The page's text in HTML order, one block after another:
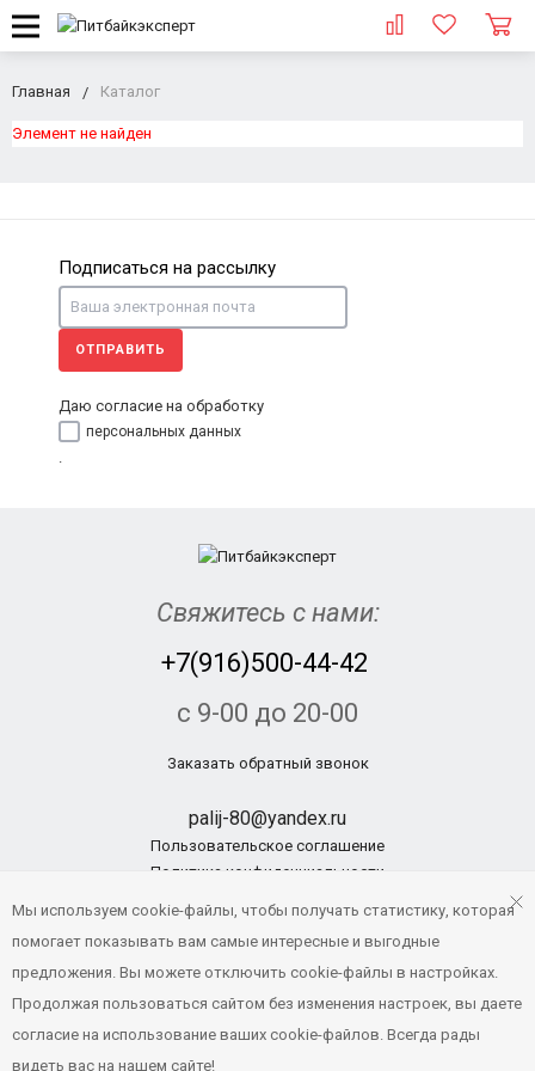
Главная Каталог
Элемент не найден
Подписаться на рассылку
ОТПРАВИТЬ
Даю согласие на обработку
персональных данных
Свяжитесь с нами:
+7(916)500-44-42
с 9-00 до 20-00
Заказать обратный звонок
palij-80@yandex.ru
Пользовательское соглашение
Политика конфиденциальности
Создание и продвижение сайтов
Напишите нам
Мы используем cookie-файлы, чтобы получать статистику, которая
помогает показывать вам самые интересные и выгодные
предложения. Вы можете отключить cookie-файлы в настройках.
Продолжая пользоваться сайтом без изменения настроек, вы даете
согласие на использование ваших cookie-файлов. Всегда рады
видеть вас на нашем сайте!